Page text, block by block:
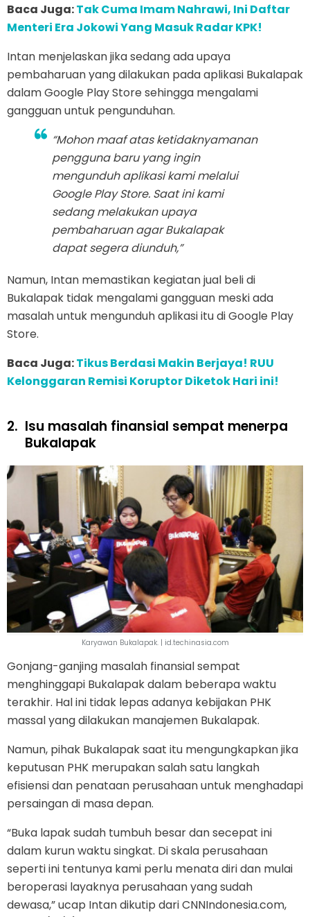
Baca Juga:Tak Cuma Imam Nahrawi, Ini Daftar
Menteri Era Jokowi Yang Masuk Radar KPK!
Intan menjelaskan jika sedang ada upaya
pembaharuan yang dilakukan pada aplikasi Bukalapak
dalam Google Play Store sehingga mengalami
gangguan untuk pengunduhan.
“Mohon maaf atas ketidaknyamanan
pengguna baru yang ingin
mengunduh aplikasi kami melalui
Google Play Store. Saat ini kami
sedang melakukan upaya
pembaharuan agar Bukalapak
dapat segera diunduh,”
Namun, Intan memastikan kegiatan jual beli di
Bukalapak tidak mengalami gangguan meski ada
masalah untuk mengunduh aplikasi itu di Google Play
Store.
Baca Juga:Tikus Berdasi Makin Berjaya! RUU
Kelonggaran Remisi Koruptor Diketok Hari ini!
2. Isu masalah finansial sempat menerpa
Bukalapak
Karyawan Bukalapak. | id.techinasia.com
Gonjang-ganjing masalah finansial sempat
menghinggapi Bukalapak dalam beberapa waktu
terakhir. Hal ini tidak lepas adanya kebijakan PHK
massal yang dilakukan manajemen Bukalapak.
Namun, pihak Bukalapak saat itu mengungkapkan jika
keputusan PHK merupakan salah satu langkah
efisiensi dan penataan perusahaan untuk menghadapi
persaingan di masa depan.
“Buka lapak sudah tumbuh besar dan secepat ini
dalam kurun waktu singkat. Di skala perusahaan
seperti ini tentunya kami perlu menata diri dan mulai
beroperasi layaknya perusahaan yang sudah
dewasa,” ucap Intan dikutip dari CNNIndonesia.com,